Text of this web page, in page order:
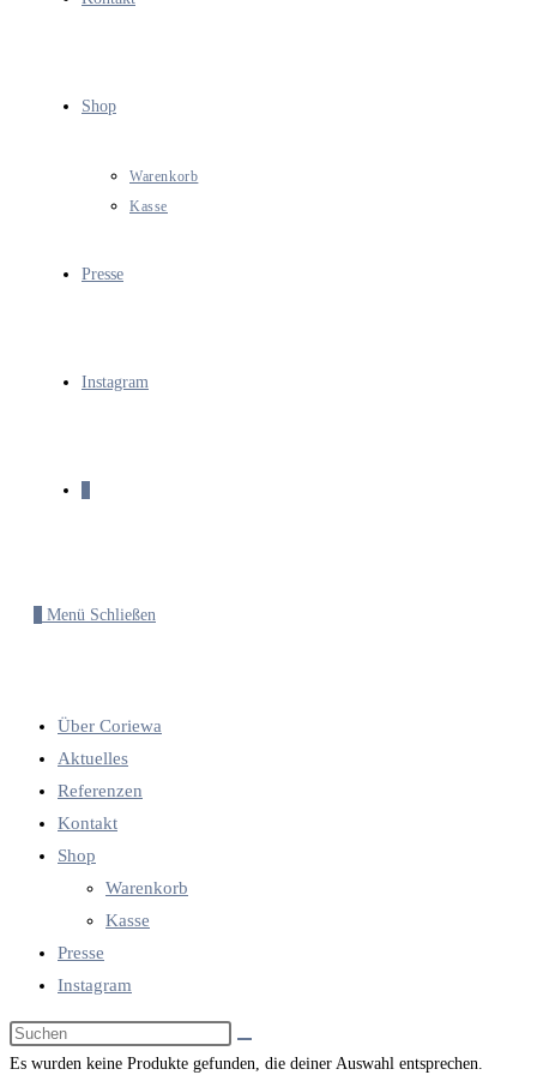
Shop
Warenkorb
Kasse
Presse
Instagram
Menü Schließen
Über Coriewa
Aktuelles
Referenzen
Kontakt
Shop
Warenkorb
Kasse
Presse
Instagram
Diese
Website
Es wurden keine Produkte gefunden, die deiner Auswahl entsprechen.